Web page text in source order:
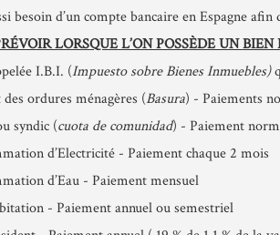
besoin d’un compte bancaire en Espagne
LORSQUE L’ON POSSÈDE UN
I.B.I. (Impuesto sobre Bienes Inmuebles)
des ordures ménagères (Basura) - Paiements
syndic (cuota de comunidad) - Paiement
d’Electricité - Paiement chaque 2 mois
d’Eau - Paiement mensuel
- Paiement annuel ou semestriel